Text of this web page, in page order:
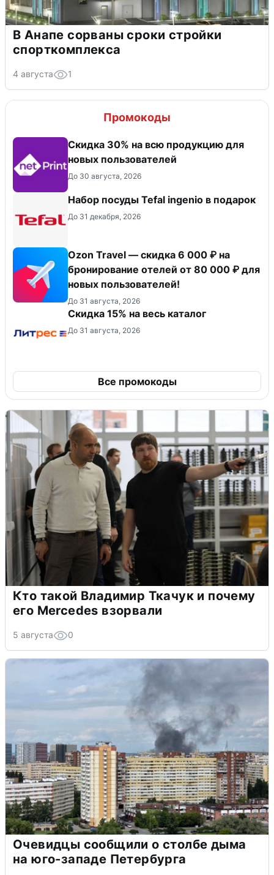
В Анапе сорваны сроки стройки
спорткомплекса
4 августа 1
Промокоды
Скидка 30% на всю продукцию для
новых пользователей
До 30 августа, 2026
Набор посуды Tefal ingenio в подарок
До 31 декабря, 2026
Ozon Travel — скидка 6 000 ₽ на
бронирование отелей от 80 000 ₽ для
новых пользователей!
До 31 августа, 2026
Скидка 15% на весь каталог
До 31 августа, 2026
Все промокоды
Кто такой Владимир Ткачук и почему
его Mercedes взорвали
5 августа 0
Очевидцы сообщили о столбе дыма
на юго-западе Петербурга